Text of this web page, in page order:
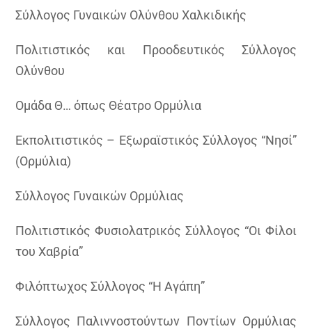
Σύλλογος Γυναικών Ολύνθου Χαλκιδικής
Πολιτιστικός και Προοδευτικός Σύλλογος
Ολύνθου
Ομάδα Θ… όπως Θέατρο Ορμύλια
Εκπολιτιστικός – Εξωραϊστικός Σύλλογος “Νησί”
(Ορμύλια)
Σύλλογος Γυναικών Ορμύλιας
Πολιτιστικός Φυσιολατρικός Σύλλογος “Οι Φίλοι
του Χαβρία”
Φιλόπτωχος Σύλλογος “Η Αγάπη”
Σύλλογος Παλιννοστούντων Ποντίων Ορμύλιας